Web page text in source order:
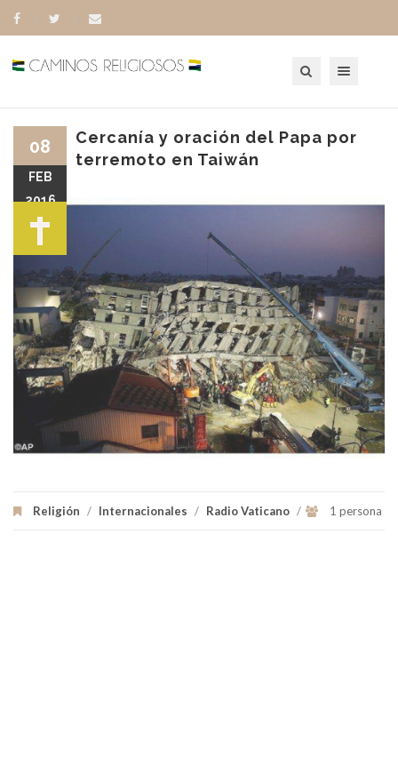
Cercanía y oración del Papa por
terremoto en Taiwán
Religión / Internacionales / Radio Vaticano / 1 persona
08
FEB
2016